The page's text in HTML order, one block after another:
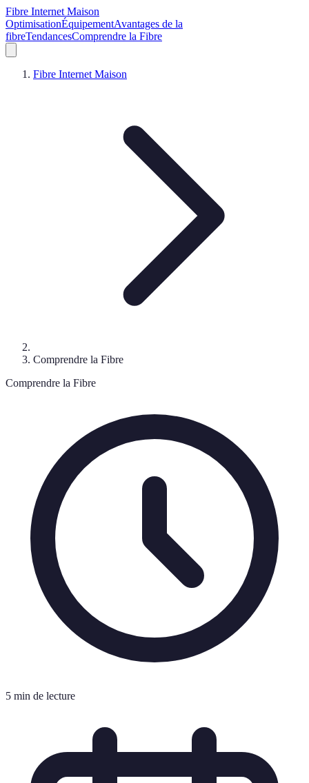
Fibre Internet Maison
OptimisationÉquipementAvantages de la
fibreTendancesComprendre la Fibre
Fibre Internet Maison
Comprendre la Fibre
Comprendre la Fibre
5 min de lecture